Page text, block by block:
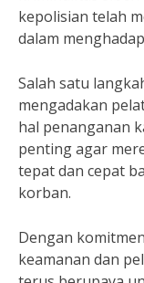
kepolisian telah
dalam
Salah satu
mengadakan
hal penanganan
penting agar
tepat dan cepat
korban.
Dengan
keamanan dan